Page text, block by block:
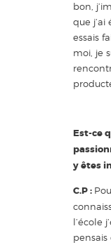
bon,
que j’ai
essais
moi, je
Est-ce
y êtes
C.P :
l’école